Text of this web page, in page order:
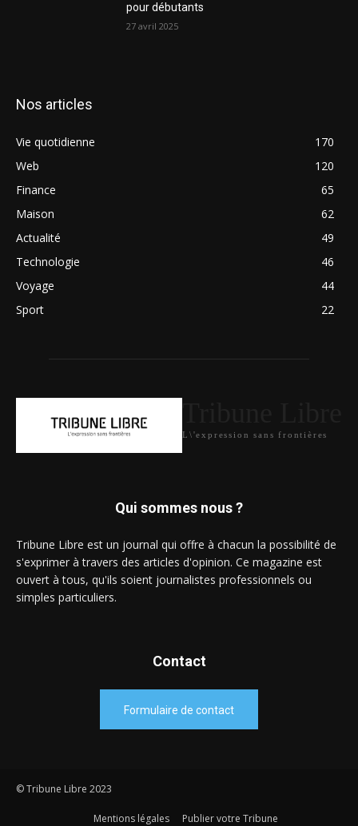
pour débutants
27 avril 2025
Nos articles
Vie quotidienne
170
Web
120
Finance
65
Maison
62
Actualité
49
Technologie
46
Voyage
44
Sport
22
L\'expression sans frontières
Qui sommes nous ?
Tribune Libre est un journal qui offre à chacun la possibilité de
s'exprimer à travers des articles d'opinion. Ce magazine est
ouvert à tous, qu'ils soient journalistes professionnels ou
simples particuliers.
Contact
Formulaire de contact
© Tribune Libre 2023
Mentions légales Publier votre Tribune